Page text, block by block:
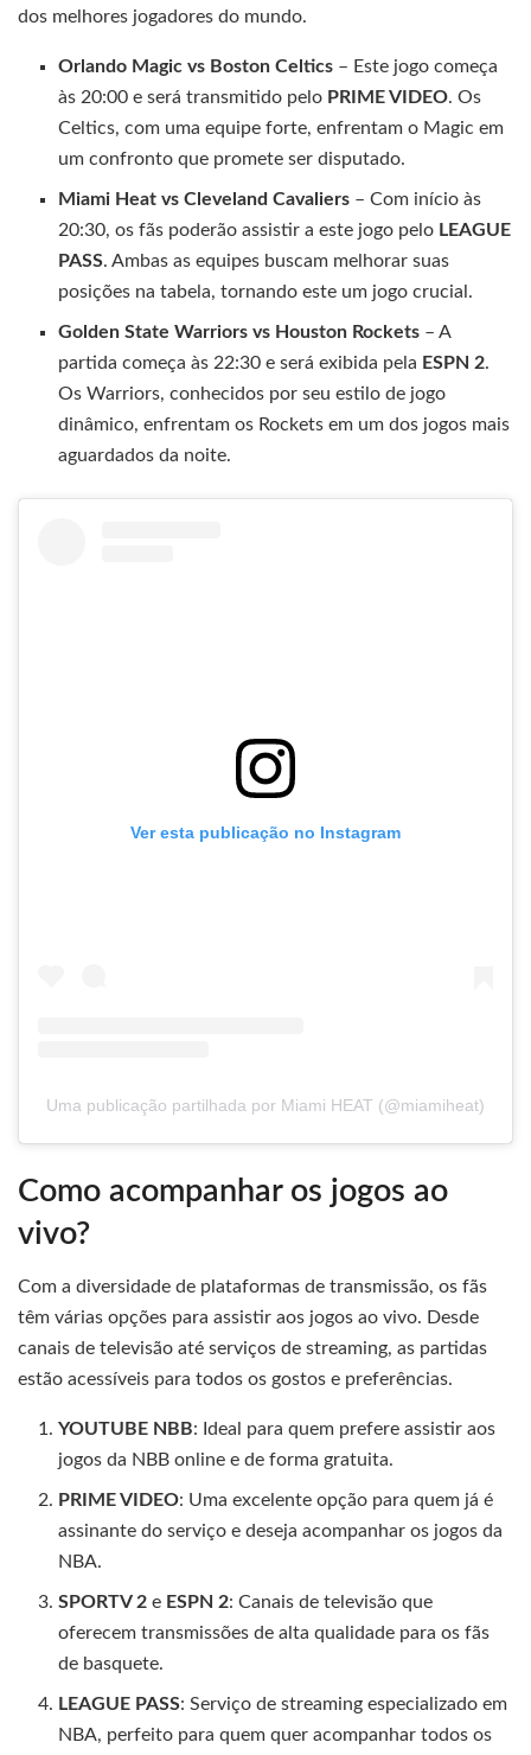
dos melhores jogadores do mundo.
Orlando Magic vs Boston Celtics – Este jogo começa
às 20:00 e será transmitido pelo PRIME VIDEO. Os
Celtics, com uma equipe forte, enfrentam o Magic em
um confronto que promete ser disputado.
Miami Heat vs Cleveland Cavaliers – Com início às
20:30, os fãs poderão assistir a este jogo pelo LEAGUE
PASS. Ambas as equipes buscam melhorar suas
posições na tabela, tornando este um jogo crucial.
Golden State Warriors vs Houston Rockets – A
partida começa às 22:30 e será exibida pela ESPN 2.
Os Warriors, conhecidos por seu estilo de jogo
dinâmico, enfrentam os Rockets em um dos jogos mais
aguardados da noite.
Ver esta publicação no Instagram
Uma publicação partilhada por Miami HEAT (@miamiheat)
Como acompanhar os jogos ao
vivo?
Com a diversidade de plataformas de transmissão, os fãs
têm várias opções para assistir aos jogos ao vivo. Desde
canais de televisão até serviços de streaming, as partidas
estão acessíveis para todos os gostos e preferências.
YOUTUBE NBB: Ideal para quem prefere assistir aos
jogos da NBB online e de forma gratuita.
PRIME VIDEO: Uma excelente opção para quem já é
assinante do serviço e deseja acompanhar os jogos da
NBA.
SPORTV 2 e ESPN 2: Canais de televisão que
oferecem transmissões de alta qualidade para os fãs
de basquete.
LEAGUE PASS: Serviço de streaming especializado em
NBA, perfeito para quem quer acompanhar todos os